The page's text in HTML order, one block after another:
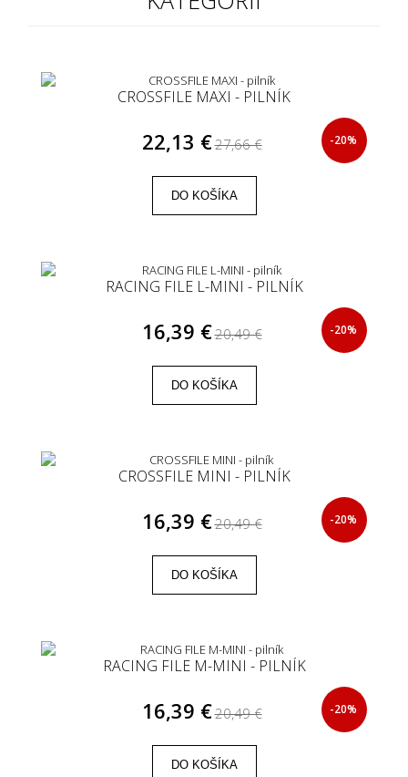
CROSSFILE MAXI - PILNÍK
22,13 €27,66 € -20%
DO KOŠÍKA
RACING FILE L-MINI - PILNÍK
16,39 €20,49 € -20%
DO KOŠÍKA
CROSSFILE MINI - PILNÍK
16,39 €20,49 € -20%
DO KOŠÍKA
RACING FILE M-MINI - PILNÍK
16,39 €20,49 € -20%
DO KOŠÍKA